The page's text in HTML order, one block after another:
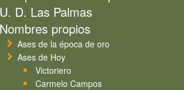
U. D. Las Palmas
Nombres propios
Ases de la época de oro
Ases de Hoy
Victoriero
Carmelo Campos